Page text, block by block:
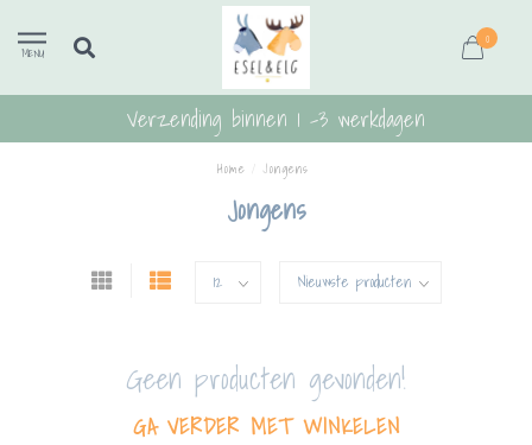
MENU
0
Verzending binnen 1 -3 werkdagen
Home Jongens
Jongens
Geen producten gevonden!
GA VERDER MET WINKELEN